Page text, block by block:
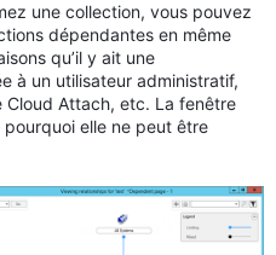
une collection, vous pouvez
dépendantes en même
qu’il y ait une
à un utilisateur administratif,
Cloud Attach, etc. La fenêtre
elle ne peut être